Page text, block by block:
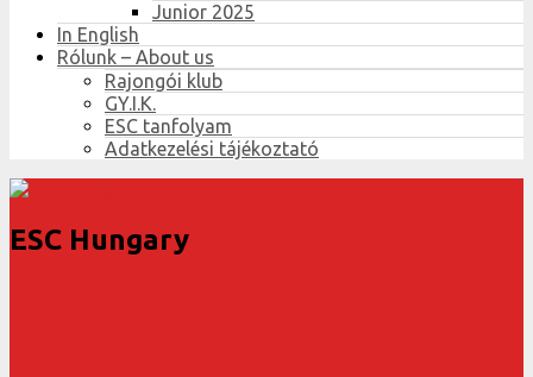
Junior 2025
In English
Rólunk – About us
Rajongói klub
GY.I.K.
ESC tanfolyam
Adatkezelési tájékoztató
ESC Hungary